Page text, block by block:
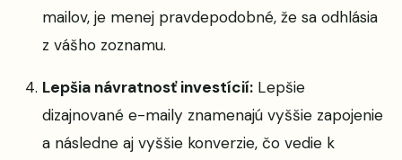
mailov, je menej pravdepodobné, že sa odhlásia
z vášho zoznamu.
Lepšia návratnosť investícií: Lepšie
dizajnované e-maily znamenajú vyššie zapojenie
a následne aj vyššie konverzie, čo vedie k